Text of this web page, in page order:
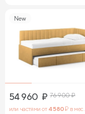
New
54 960 ₽ 76 900₽
или частями от 4 580₽ в мес.